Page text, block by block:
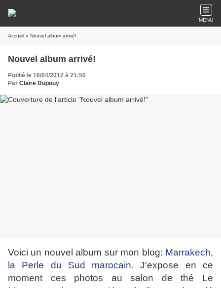
MENU
Accueil » Nouvel album arrivé!
Nouvel album arrivé!
Publié le 16/04/2012 à 21:50
Par Claire Dupouy
Voici un nouvel album sur mon blog: Marrakech,
la Perle du Sud marocain.J'expose en ce
moment ces photos au salon de thé Le